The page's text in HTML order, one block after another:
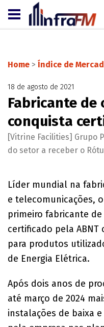
Home > Índice de
18 de agosto de 2021
Fabricante de
conquista
[Vitrine Facilities] Grupo
do setor a receber o
Líder mundial na
e telecomunicações, o
primeiro fabricante
certificado pela
para produtos
de Energia Elétrica.
Após dois anos de
até março de 2024
instalações de baixa